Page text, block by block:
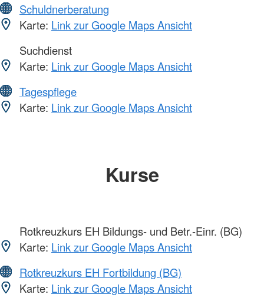
Schuldnerberatung
Karte: Link zur Google Maps Ansicht
Suchdienst
Karte: Link zur Google Maps Ansicht
Tagespflege
Karte: Link zur Google Maps Ansicht
Kurse
Rotkreuzkurs EH Bildungs- und Betr.-Einr. (BG)
Karte: Link zur Google Maps Ansicht
Rotkreuzkurs EH Fortbildung (BG)
Karte: Link zur Google Maps Ansicht